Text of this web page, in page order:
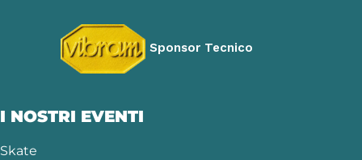
Sponsor Tecnico
I NOSTRI EVENTI
Skate